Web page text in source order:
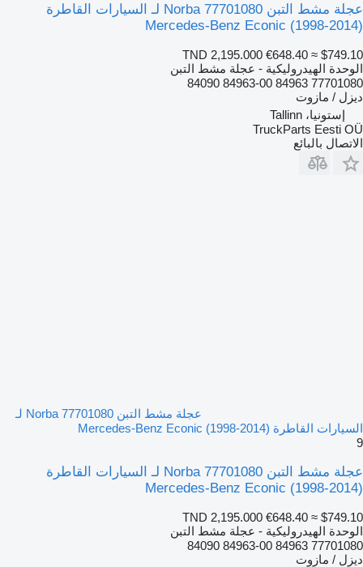
عجلة مشط التبن Norba 77701080 لـ السيارات القاطرة
Mercedes-Benz Econic (1998-2014)
TND 2,195.000 €648.40 ≈ $749.10
الوحدة الهيدروليكية - عجلة مشط التبن
77701080 84963 84963-00 84090
ديزل / مازوت
إستونيا، Tallinn
TruckParts Eesti OÜ
الاتصال بالبائع
عجلة مشط التبن Norba 77701080 لـ
السيارات القاطرة Mercedes-Benz Econic (1998-2014)
9
عجلة مشط التبن Norba 77701080 لـ السيارات القاطرة
Mercedes-Benz Econic (1998-2014)
TND 2,195.000 €648.40 ≈ $749.10
الوحدة الهيدروليكية - عجلة مشط التبن
77701080 84963 84963-00 84090
ديزل / مازوت